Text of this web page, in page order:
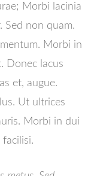
Morbi lacinia
Sed non quam.
Morbi in
Donec lacus
et, augue.
Ut ultrices
Morbi in dui